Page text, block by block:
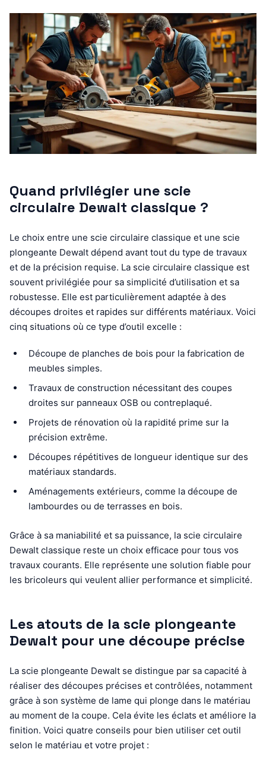
Quand privilégier une scie
circulaire Dewalt classique ?
Le choix entre une scie circulaire classique et une scie
plongeante Dewalt dépend avant tout du type de travaux
et de la précision requise. La scie circulaire classique est
souvent privilégiée pour sa simplicité d’utilisation et sa
robustesse. Elle est particulièrement adaptée à des
découpes droites et rapides sur différents matériaux. Voici
cinq situations où ce type d’outil excelle :
Découpe de planches de bois pour la fabrication de
meubles simples.
Travaux de construction nécessitant des coupes
droites sur panneaux OSB ou contreplaqué.
Projets de rénovation où la rapidité prime sur la
précision extrême.
Découpes répétitives de longueur identique sur des
matériaux standards.
Aménagements extérieurs, comme la découpe de
lambourdes ou de terrasses en bois.
Grâce à sa maniabilité et sa puissance, la scie circulaire
Dewalt classique reste un choix efficace pour tous vos
travaux courants. Elle représente une solution fiable pour
les bricoleurs qui veulent allier performance et simplicité.
Les atouts de la scie plongeante
Dewalt pour une découpe précise
La scie plongeante Dewalt se distingue par sa capacité à
réaliser des découpes précises et contrôlées, notamment
grâce à son système de lame qui plonge dans le matériau
au moment de la coupe. Cela évite les éclats et améliore la
finition. Voici quatre conseils pour bien utiliser cet outil
selon le matériau et votre projet :